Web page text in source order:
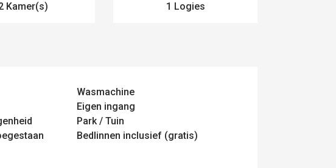
Kamer(s) 1 Logies
Wasmachine
Eigen ingang
Park / Tuin
Bedlinnen inclusief (gratis)